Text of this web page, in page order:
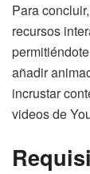
Para
recursos
añadir
incrustar
videos de